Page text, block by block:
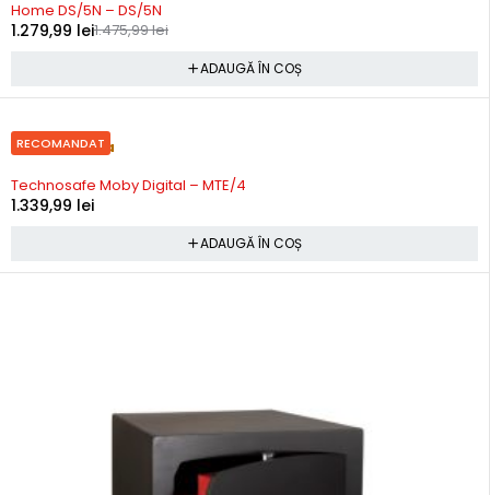
Home DS/5N – DS/5N
1.475,99lei
1.279,99 lei
ADAUGĂ ÎN COȘ
RECOMANDAT
Precomanda
Technosafe Moby Digital – MTE/4
1.339,99 lei
ADAUGĂ ÎN COȘ